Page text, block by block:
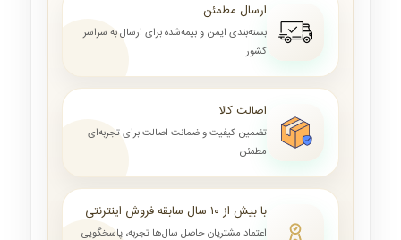
ارسال مطمئن
بسته‌بندی ایمن و بیمه‌شده برای ارسال به سراسر
کشور
اصالت کالا
تضمین کیفیت و ضمانت اصالت برای تجربه‌ای
مطمئن
با بیش از ۱۰ سال سابقه فروش اینترنتی
اعتماد مشتریان حاصل سال‌ها تجربه، پاسخگویی